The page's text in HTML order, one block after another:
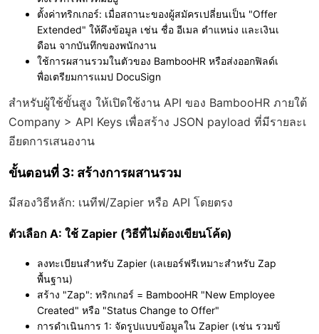
ตั้งค่าทริกเกอร์: เมื่อสถานะของผู้สมัครเปลี่ยนเป็น "Offer
Extended" ให้ดึงข้อมูล เช่น ชื่อ อีเมล ตำแหน่ง และเงินเ
ดือน จากบันทึกของพนักงาน
ใช้การผสานรวมในตัวของ BambooHR หรือส่งออกฟิลด์เ
พื่อเตรียมการแมป DocuSign
สำหรับผู้ใช้ขั้นสูง ให้เปิดใช้งาน API ของ BambooHR ภายใต้
Company > API Keys เพื่อสร้าง JSON payload ที่มีรายละเ
อียดการเสนองาน
ขั้นตอนที่ 3: สร้างการผสานรวม
มีสองวิธีหลัก: เนทีฟ/Zapier หรือ API โดยตรง
ตัวเลือก A: ใช้ Zapier (วิธีที่ไม่ต้องเขียนโค้ด)
ลงทะเบียนสำหรับ Zapier (เลเยอร์ฟรีเหมาะสำหรับ Zap
พื้นฐาน)
สร้าง "Zap": ทริกเกอร์ = BambooHR "New Employee
Created" หรือ "Status Change to Offer"
การดำเนินการ 1: จัดรูปแบบข้อมูลใน Zapier (เช่น รวมข้